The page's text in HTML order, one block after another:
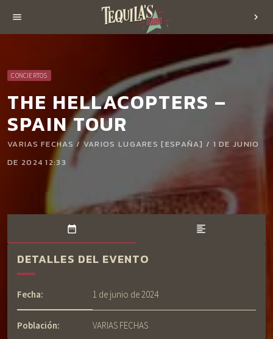
menu chevron_right
CONCIERTOS
THE HELLACOPTERS –
SPAIN TOUR
VARIAS FECHAS / VARIOS LUGARES [ESPAÑA] / 1 DE JUNIO
DE 2024 12:33
date_range format_align_left
DETALLES DEL EVENTO
Fecha: 1 de junio de 2024
Población: VARIAS FECHAS